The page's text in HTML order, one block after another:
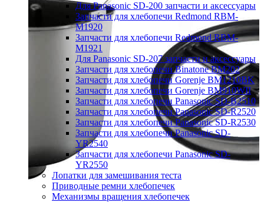
Для Panasonic SD-200 запчасти и аксессуары
Запчасти для хлебопечи Redmond RBM-
M1920
Запчасти для хлебопечи Redmond RBM-
M1921
Для Panasonic SD-207 запчасти и аксессуары
Запчасти для хлебопечи Binatone BM202
Запчасти для хлебопечи Gorenje BM1210BK
Запчасти для хлебопечи Gorenje BM910WII
Запчасти для хлебопечи Panasonic SD-B2510
Запчасти для хлебопечи Panasonic SD-R2520
Запчасти для хлебопечи Panasonic SD-R2530
Запчасти для хлебопечи Panasonic SD-
YR2540
Запчасти для хлебопечи Panasonic SD-
YR2550
Лопатки для замешивания теста
Приводные ремни хлебопечек
Механизмы вращения хлебопечек